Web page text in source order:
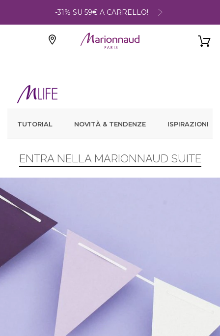
-31% SU 59€ A CARRELLO!
TUTORIAL NOVITÀ & TENDENZE ISPIRAZIONI
ENTRA NELLA MARIONNAUD SUITE